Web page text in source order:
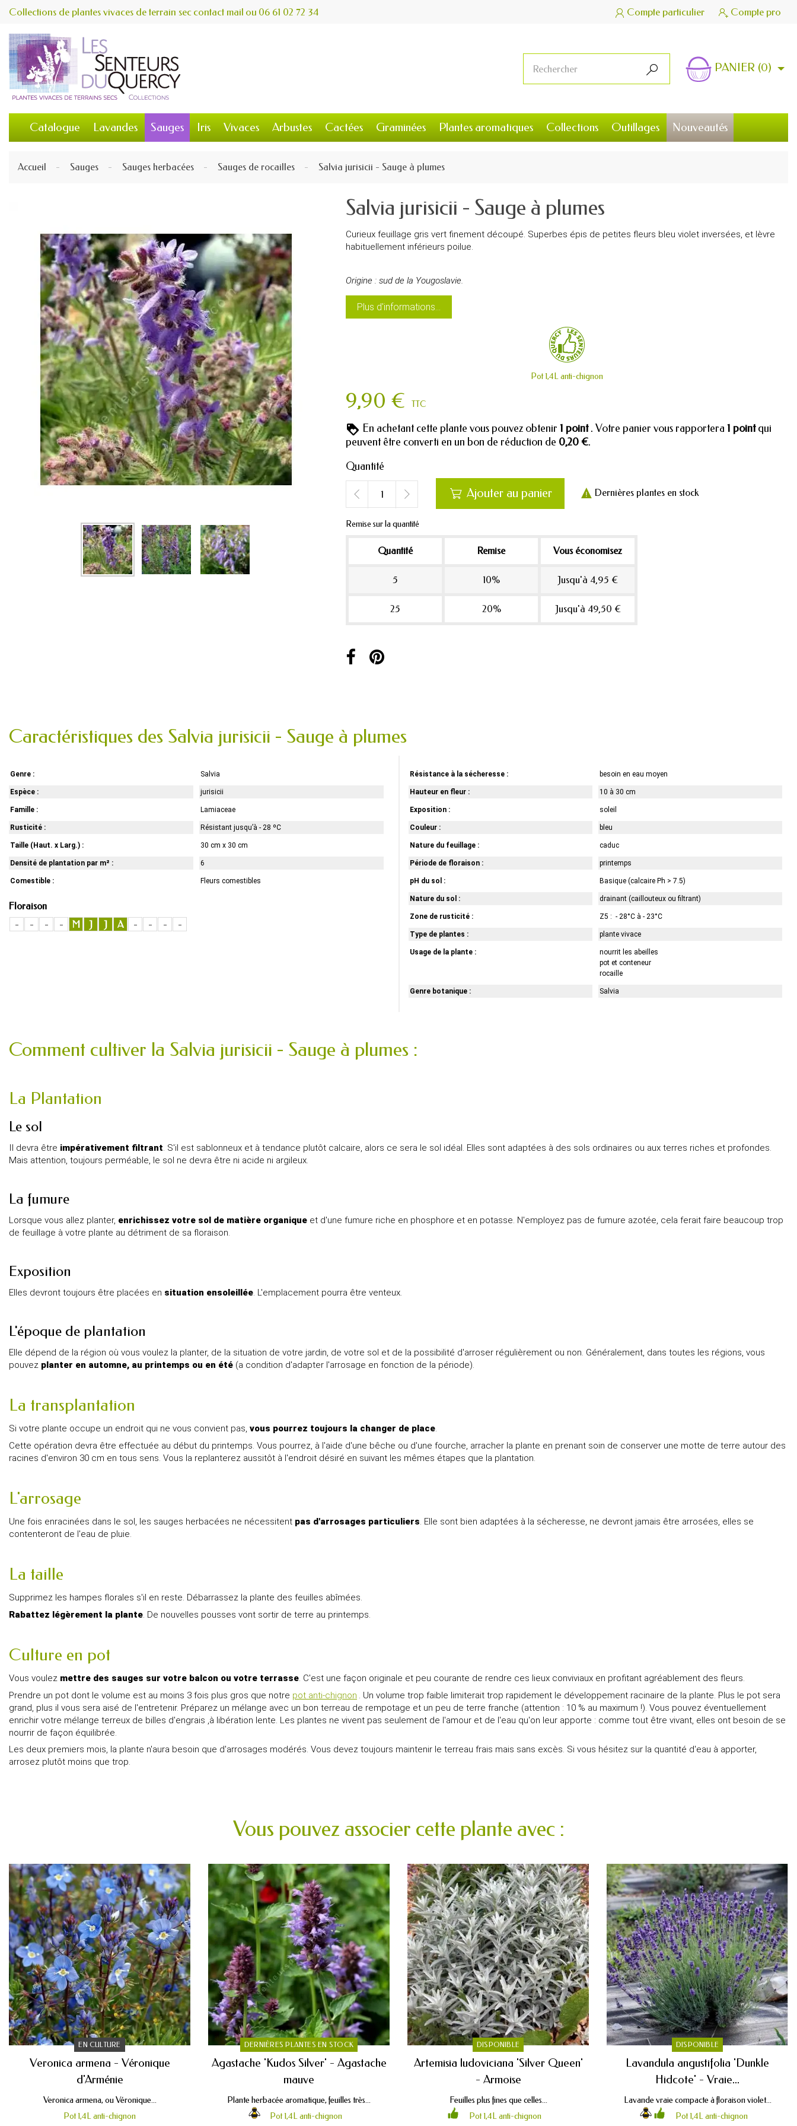
Collections de plantes vivaces de terrain sec contact mail ou 06 61 02 72 34  Compte particulier  Compte pro
 PANIER (0)
Catalogue Lavandes Sauges Iris Vivaces Arbustes Cactées Graminées Plantes aromatiques Collections Outillages Nouveautés
Accueil Sauges Sauges herbacées Sauges de rocailles Salvia jurisicii - Sauge à plumes
Salvia jurisicii - Sauge à plumes
Curieux feuillage gris vert finement découpé. Superbes épis de petites fleurs bleu violet inversées, et lèvre
habituellement inférieurs poilue.
Origine : sud de la Yougoslavie.
Plus d'informations...
Pot 1,4L anti-chignon
9,90 € TTC
En achetant cette plante vous pouvez obtenir 1 point . Votre panier vous rapportera 1 pointqui
peuvent être converti en un bon de réduction de 0,20 €.
Quantité
 Ajouter au panier  Dernières plantes en stock
Remise sur la quantité
Quantité Remise Vous économisez
5 10% Jusqu'à 4,95 €
25 20% Jusqu'à 49,50 €
Caractéristiques des Salvia jurisicii - Sauge à plumes
Genre : Salvia
Espèce : jurisicii
Famille : Lamiaceae
Rusticité : Résistant jusqu’à - 28 ºC
Taille (Haut. x Larg.) : 30 cm x 30 cm
Densité de plantation par m² : 6
Comestible : Fleurs comestibles
Floraison
-
- - - M J J A - - - -
Résistance à la sécheresse : besoin en eau moyen
Hauteur en fleur : 10 à 30 cm
Exposition : soleil
Couleur : bleu
Nature du feuillage : caduc
Période de floraison : printemps
pH du sol : Basique (calcaire Ph > 7.5)
Nature du sol : drainant (caillouteux ou filtrant)
Zone de rusticité : Z5 : - 28°C à - 23°C
Type de plantes : plante vivace
Usage de la plante :
nourrit les abeilles
pot et conteneur
rocaille
Genre botanique : Salvia
Comment cultiver la Salvia jurisicii - Sauge à plumes :
La Plantation
Le sol
Il devra être impérativement filtrant. S'il est sablonneux et à tendance plutôt calcaire, alors ce sera le sol idéal. Elles sont adaptées à des sols ordinaires ou aux terres riches et profondes.
Mais attention, toujours perméable, le sol ne devra être ni acide ni argileux.
La fumure
Lorsque vous allez planter, enrichissez votre sol de matière organique et d'une fumure riche en phosphore et en potasse. N'employez pas de fumure azotée, cela ferait faire beaucoup trop
de feuillage à votre plante au détriment de sa floraison.
Exposition
Elles devront toujours être placées en situation ensoleillée. L'emplacement pourra être venteux.
L'époque de plantation
Elle dépend de la région où vous voulez la planter, de la situation de votre jardin, de votre sol et de la possibilité d'arroser régulièrement ou non. Généralement, dans toutes les régions, vous
pouvez planter en automne, au printemps ou en été (a condition d'adapter l'arrosage en fonction de la période).
La transplantation
Si votre plante occupe un endroit qui ne vous convient pas, vous pourrez toujours la changer de place.
Cette opération devra être effectuée au début du printemps. Vous pourrez, à l'aide d'une bêche ou d'une fourche, arracher la plante en prenant soin de conserver une motte de terre autour des
racines d'environ 30 cm en tous sens. Vous la replanterez aussitôt à l'endroit désiré en suivant les mêmes étapes que la plantation.
L'arrosage
Une fois enracinées dans le sol, les sauges herbacées ne nécessitent pas d'arrosages particuliers. Elle sont bien adaptées à la sécheresse, ne devront jamais être arrosées, elles se
contenteront de l'eau de pluie.
La taille
Supprimez les hampes florales s'il en reste. Débarrassez la plante des feuilles abîmées.
Rabattez légèrement la plante. De nouvelles pousses vont sortir de terre au printemps.
Culture en pot
Vous voulez mettre des sauges sur votre balcon ou votre terrasse. C'est une façon originale et peu courante de rendre ces lieux conviviaux en profitant agréablement des fleurs.
Prendre un pot dont le volume est au moins 3 fois plus gros que notre pot anti-chignon . Un volume trop faible limiterait trop rapidement le développement racinaire de la plante. Plus le pot sera
grand, plus il vous sera aisé de l'entretenir. Préparez un mélange avec un bon terreau de rempotage et un peu de terre franche (attention : 10 % au maximum !). Vous pouvez éventuellement
enrichir votre mélange terreux de billes d'engrais ,à libération lente. Les plantes ne vivent pas seulement de l'amour et de l'eau qu'on leur apporte : comme tout être vivant, elles ont besoin de se
nourrir de façon équilibrée.
Les deux premiers mois, la plante n'aura besoin que d'arrosages modérés. Vous devez toujours maintenir le terreau frais mais sans excès. Si vous hésitez sur la quantité d'eau à apporter,
arrosez plutôt moins que trop.
Vous pouvez associer cette plante avec :
EN CULTURE
Veronica armena - Véronique
d'Arménie
Veronica armena, ou Véronique...
Pot 1,4L anti-chignon
DERNIÈRES PLANTES EN STOCK
Agastache 'Kudos Silver' - Agastache
mauve
Plante herbacée aromatique, feuilles très...
Pot 1,4L anti-chignon
DISPONIBLE
Artemisia ludoviciana 'Silver Queen'
- Armoise
Feuilles plus fines que celles...
Pot 1,4L anti-chignon
DISPONIBLE
Lavandula angustifolia 'Dunkle
Hidcote' - Vraie...
Lavande vraie compacte à floraison violet...
Pot 1,4L anti-chignon